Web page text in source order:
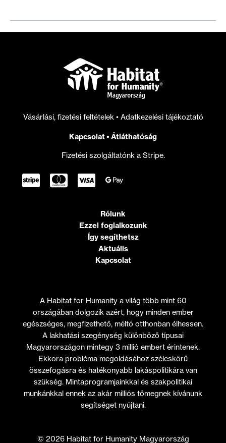
Vásárlási, fizetési feltételek • Adatkezelési tájékoztató
Kapcsolat• Átláthatóság
Fizetési szolgáltatónk a Stripe.
Rólunk
Ezzel foglalkozunk
Így segíthetsz
Aktuális
Kapcsolat
A Habitat for Humanity a világ több mint 60
országában dolgozik azért, hogy minden ember
egészséges, megfizethető, méltó otthonban élhessen.
A lakhatási szegénység különböző típusai
Magyarországon mintegy 3 millió embert érintenek.
Ekkora probléma megoldásához széleskörű
összefogásra és hatékonyabb lakáspolitikára van
szükség. Mintaprogramjainkkal és szakpolitikai
munkánkkal ennek az akár milliós tömegnek kívánunk
segítséget nyújtani.
© 2026 Habitat for Humanity Magyarország